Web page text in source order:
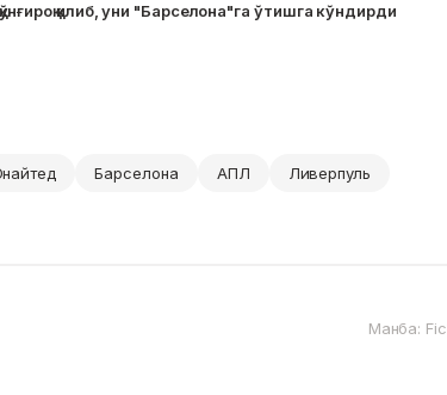
қилиб, уни "Барселона"га ўтишга кўндирди
Барселона АПЛ
Ливерпуль
Манба: